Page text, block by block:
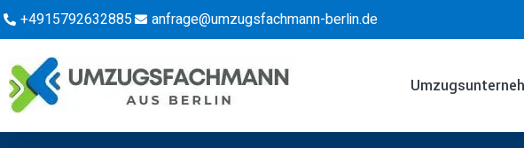
+4915792632885 anfrage@umzugsfachmann-berlin.de